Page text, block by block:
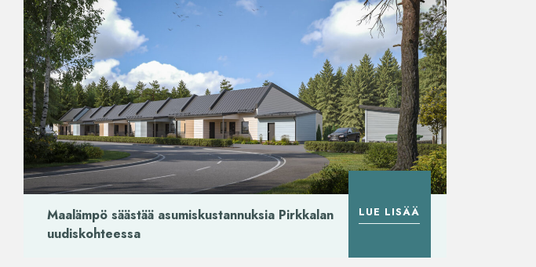
Maalämpö säästää asumiskustannuksia Pirkkalan
uudiskohteessa
LUE LISÄÄ